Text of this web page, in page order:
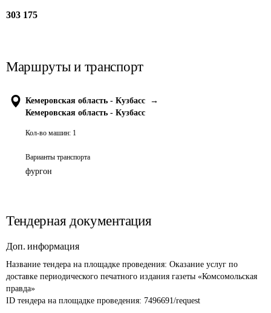
303 175
Маршруты и транспорт
Кемеровская область - Кузбасс
→
Кемеровская область - Кузбасс
Кол-во машин: 1
Варианты транспорта
фургон
Тендерная документация
Доп. информация
Название тендера на площадке проведения: Оказание услуг по
доставке периодического печатного издания газеты «Комсомольская
правда»
ID тендера на площадке проведения: 7496691/request